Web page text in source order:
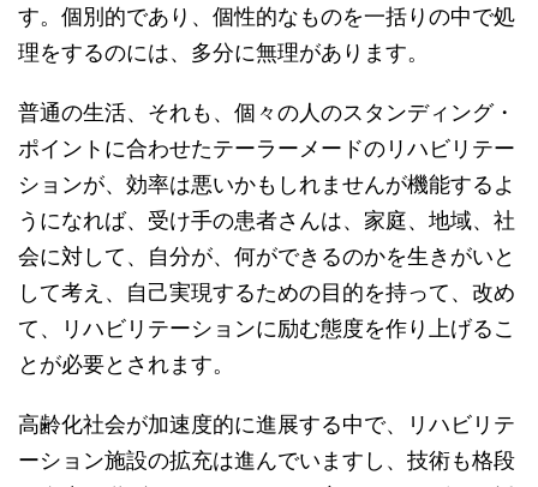
す。個別的であり、個性的なものを一括りの中で処
理をするのには、多分に無理があります。
普通の生活、それも、個々の人のスタンディング・
ポイントに合わせたテーラーメードのリハビリテー
ションが、効率は悪いかもしれませんが機能するよ
うになれば、受け手の患者さんは、家庭、地域、社
会に対して、自分が、何ができるのかを生きがいと
して考え、自己実現するための目的を持って、改め
て、リハビリテーションに励む態度を作り上げるこ
とが必要とされます。
高齢化社会が加速度的に進展する中で、リハビリテ
ーション施設の拡充は進んでいますし、技術も格段